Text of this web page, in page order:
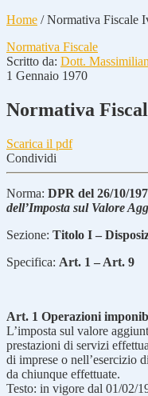
Home /Normativa Fiscale
Normativa Fiscale
Scritto da: Dott.
1 Gennaio 1970
Normativa
Scarica il pdf
Condividi
Norma: DPR del 26/10/
dell’Imposta sul Valore
Sezione: Titolo I –
Specifica: Art. 1 – Art. 9
Art. 1 Operazioni
L’imposta sul valore
prestazioni di servizi
di imprese o nell’esercizio
da chiunque effettuate.
Testo: in vigore dal 01/02/